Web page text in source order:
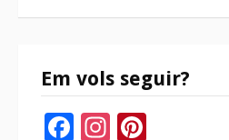
bloc
Em vols seguir?
Facebook
Instagram